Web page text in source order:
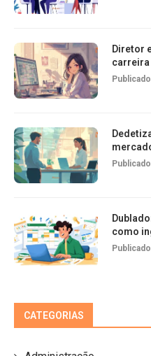
Diretor
carreira
como
CATEGORIAS